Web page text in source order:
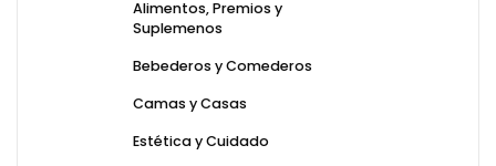
Alimentos, Premios y
Suplemenos
Bebederos y Comederos
Camas y Casas
Estética y Cuidado